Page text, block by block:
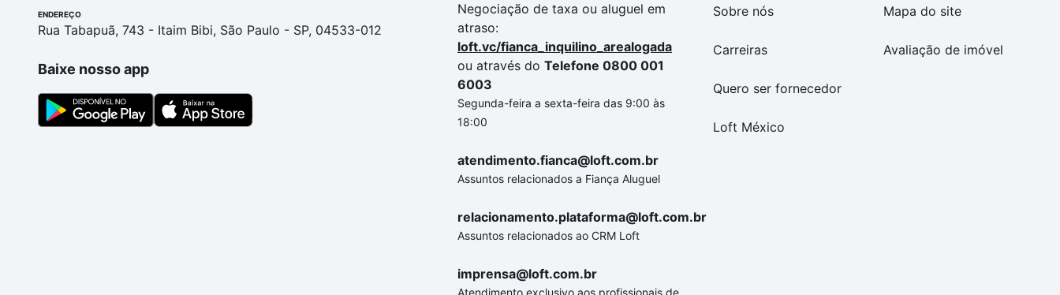
ENDEREÇO
Rua Tabapuã, 743 - Itaim Bibi, São Paulo - SP, 04533-012
Baixe nosso app
Negociação de taxa ou aluguel em
atraso:
loft.vc/fianca_inquilino_arealogada
ou através do Telefone 0800 001
6003
Segunda-feira a sexta-feira das 9:00 às
18:00
atendimento.fianca@loft.com.br
Assuntos relacionados a Fiança Aluguel
relacionamento.plataforma@loft.com.br
Assuntos relacionados ao CRM Loft
imprensa@loft.com.br
Atendimento exclusivo aos profissionais de
Sobre nós
Carreiras
Quero ser fornecedor
Loft México
Mapa do site
Avaliação de imóvel